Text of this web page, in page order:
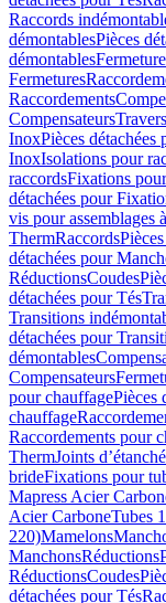
Raccords
démontablesPièces
démontables
Fermetures
Raccordements
Compensateurs
InoxPièces
InoxIsolations pour
raccordsFixations
détachées pour
vis pour assemblages
ThermRaccords
détachées pour
RéductionsCoudes
détachées pour Tés
Transitions
détachées pour
démontables
Compensateurs
pour chauffagePièces
chauffage
Raccordements pour
ThermJoints
brideFixations pour
Mapress Acier
Acier CarboneTubes
220)Mamelons
ManchonsRéductions
RéductionsCoudes
détachées pour Tés